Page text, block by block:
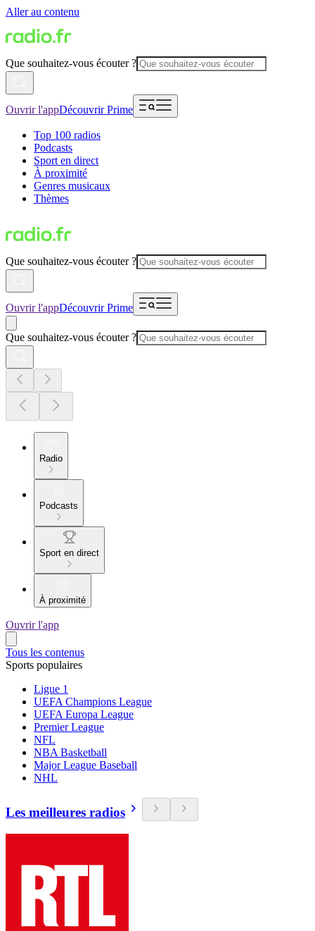
Aller au contenu
Que souhaitez-vous écouter ?
Ouvrir l'appDécouvrir Prime
Top 100 radios
Podcasts
Sport en direct
À proximité
Genres musicaux
Thèmes
Que souhaitez-vous écouter ?
Ouvrir l'appDécouvrir Prime
Que souhaitez-vous écouter ?
Radio
Podcasts
Sport en direct
À proximité
Ouvrir l'app
Tous les contenus
Sports populaires
Ligue 1
UEFA Champions League
UEFA Europa League
Premier League
NFL
NBA Basketball
Major League Baseball
NHL
Les meilleures radios